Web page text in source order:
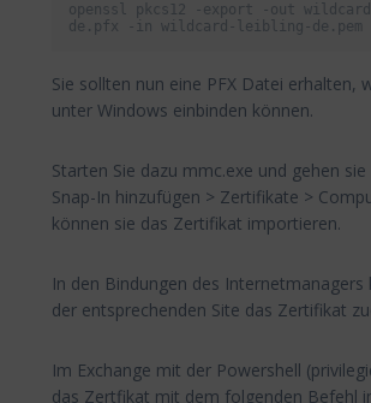
openssl pkcs12 - export - out
de . pfx - in wildcard-leibling-de . pem
Sie sollten nun eine PFX Datei erhalten,
unter Windows einbinden können.
Starten Sie dazu mmc.exe und gehen
Snap-In hinzufügen > Zertifikate >
können sie das Zertifikat importieren.
In den Bindungen des Internetmanagers
der entsprechenden Site das Zertifikat
Im Exchange mit der Powershell
das Zertfikat mit dem folgenden Befehl